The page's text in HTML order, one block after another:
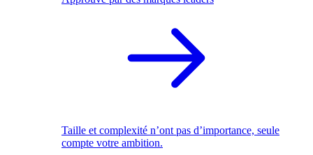
Taille et complexité n’ont pas d’importance, seule
compte votre ambition.